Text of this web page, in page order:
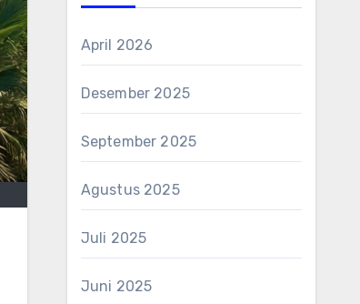
April 2026
Desember 2025
September 2025
Agustus 2025
Juli 2025
Juni 2025